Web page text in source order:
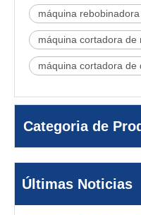
máquina
máquina cortadora de
máquina cortadora de
Categoria de
Últimas Noticias